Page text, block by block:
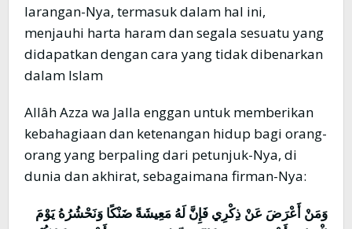
larangan-Nya, termasuk dalam hal ini,
menjauhi harta haram dan segala sesuatu yang
didapatkan dengan cara yang tidak dibenarkan
dalam Islam
Allâh Azza wa Jalla enggan untuk memberikan
kebahagiaan dan ketenangan hidup bagi orang-
orang yang berpaling dari petunjuk-Nya, di
dunia dan akhirat, sebagaimana firman-Nya:
وَمَنْ أَعْرَضَ عَنْ ذِكْرِي فَإِنَّ لَهُ مَعِيشَةً ضَنْكًا وَنَحْشُرُهُ يَوْمَ